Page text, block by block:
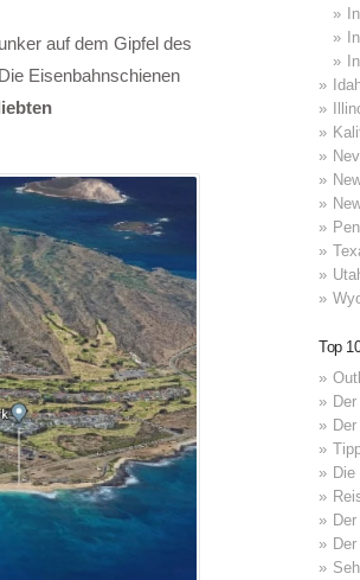
auf dem Gipfel des
Eisenbahnschienen
Top